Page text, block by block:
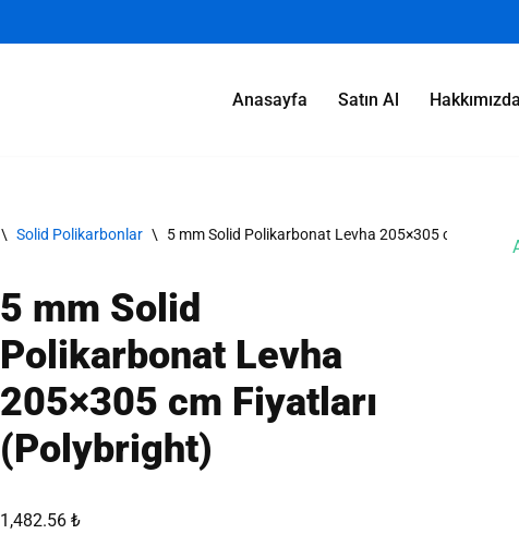
Anasayfa Satın Al Hakkımızda
\ Solid Polikarbonlar \ 5 mm Solid Polikarbonat Levha 205×305 cm
5 mm Solid
Polikarbonat Levha
205×305 cm Fiyatları
(Polybright)
1,482.56 ₺